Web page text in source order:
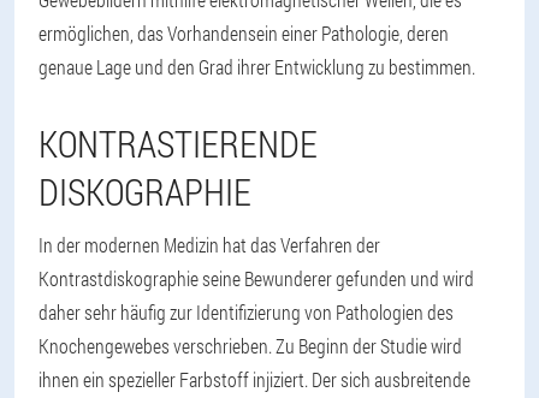
ermöglichen, das Vorhandensein einer Pathologie, deren
genaue Lage und den Grad ihrer Entwicklung zu bestimmen.
KONTRASTIERENDE
DISKOGRAPHIE
In der modernen Medizin hat das Verfahren der
Kontrastdiskographie seine Bewunderer gefunden und wird
daher sehr häufig zur Identifizierung von Pathologien des
Knochengewebes verschrieben. Zu Beginn der Studie wird
ihnen ein spezieller Farbstoff injiziert. Der sich ausbreitende